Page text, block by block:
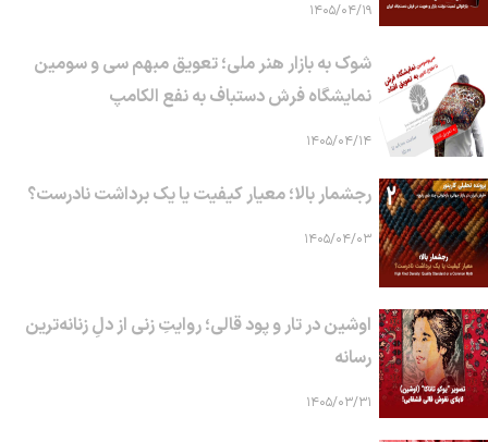
۱۴۰۵/۰۴/۱۹
شوک به بازار هنر ملی؛ تعویق مبهم سی و سومین
نمایشگاه فرش دستباف به نفع الکامپ
۱۴۰۵/۰۴/۱۴
رجشمار بالا؛ معیار کیفیت یا یک برداشت نادرست؟
۱۴۰۵/۰۴/۰۳
اوشین در تار و پود قالی؛ روایتِ زنی از دلِ زنانه‌ترین
رسانه
۱۴۰۵/۰۳/۳۱